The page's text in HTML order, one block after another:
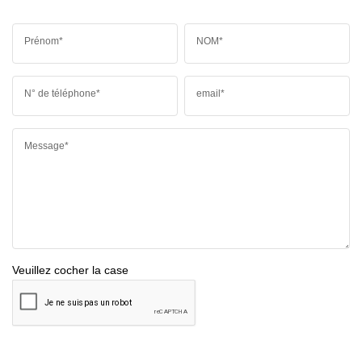
Prénom* NOM*
N° de téléphone* email*
Message*
Veuillez cocher la case